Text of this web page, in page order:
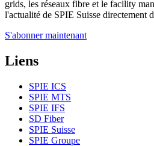
grids, les réseaux fibre et le facility
l'actualité de SPIE Suisse directement
S'abonner maintenant
Liens
SPIE ICS
SPIE MTS
SPIE IFS
SD Fiber
SPIE Suisse
SPIE Groupe